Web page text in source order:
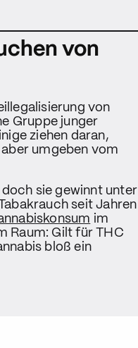
von
von
Gruppe junger
ziehen daran,
umgeben vom
sie gewinnt unter
seit Jahren
im
Raum: Gilt für THC
bloß ein